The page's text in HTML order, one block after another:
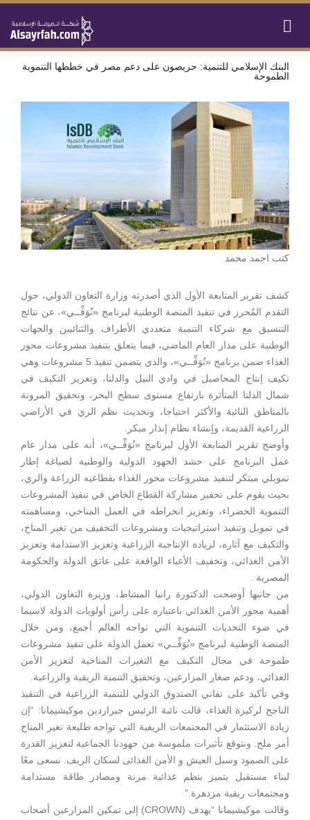
البنك الإسلامي للتنمية: حريصون على دعم مصر في خططها التنموية
الطموحة
كتب احمد محمد
كشف تقرير المتابعة الأول الذي أصدرته وزارة التعاون الدولي، حول
التقدم المُحرز في تنفيذ المنصة الوطنية لبرنامج «نُوَفِّــي»، عن نتائج
التنسيق مع شركاء التنمية متعددي الأطراف والثنائيين والجهات
الوطنية على مدار العام الماضي، فيما يتعلق بتنفيذ مشروعات محور
الغذاء ضمن برنامج «نُوَفِّــي»، والذي يتضمن تنفيذ 5 مشروعات وهي
تكيف إنتاج المحاصيل في وادي النيل والدلتا، وتعزيز التكيف في
شمال الدلتا المتأثرة بارتفاع مستوى سطح البحر، وتحقيق المرونة
بالمناطق النائية والأكثر احتياجا، وتحديث نظم الري في الأراضي
الزراعية القديمة، وإنشاء نظام إنذار مبكر.
وأوضح تقرير المتابعة الأول لبرنامج «نُوَفِّــي»، أنه على مدار عام
عمل البرنامج على حشد الجهود الدولية والوطنية لصياغة إطار
تمويلي مبتكر لتنفيذ مشروعات محور الغذاء بقطاعيه الزراعة والري،
بحيث يقوم على تحفيز مشاركة القطاع الخاص في تنفيذ المشروعات
التنموية الخضراء، وتعزيز انخراطه في العمل المناخي، ومساهمته
في تمويل وتنفيذ استراتيجيات ومشروعات التخفيف من تغير المناخ،
والتكيف مع آثاره، لزيادة الإنتاجية الزراعية وتعزيز الاستدامة وتعزيز
الأمن الغذائي، وتخفيف الأعباء الواقعة على عاتق الدولة والحكومة
المصرية .
من جانبها أوضحت الدكتورة رانيا المشاط، وزيرة التعاون الدولي،
أهمية محور الأمن الغذائي باعتباره على رأس أولويات الدولة لاسيما
في ضوء التحديات التنموية التي تواجه العالم أجمع، ومن خلال
المنصة الوطنية لبرنامج «نُوَفِّــي» تعمل الدولة على تنفيذ مشروعات
طموحة في مجال التكيف مع التغيرات المناخية لتعزيز الأمن
الغذائي، ودعم صغار المزارعين، وتحقيق التنمية الريفية والزراعية.
وفي تأكيد على تفاني الصندوق الدولي للتنمية الزراعية في التنفيذ
الناجح لركيزة الغذاء، قالت نائبة الرئيس جيراردين موكيشيمانا: “إن
زيادة الاستثمار في المجتمعات الريفية التي تواجه طليعة تغير المناخ
أمر ملح. ونتوقع تأثيرات ملموسة من جهودنا الجماعية لتعزيز القدرة
على الصمود وسبل العيش و الأمن الغذائى لسكان الريف. نسعى معًا
لبناء مستقبل يتميز بنظم غذائية مرنة ومصادر طاقة مستدامة
ومجتمعات ريفية مزدهرة.”
وقالت موكيشيمانا “يهدف (CROWN) إلى تمكين المزارعين أصحاب